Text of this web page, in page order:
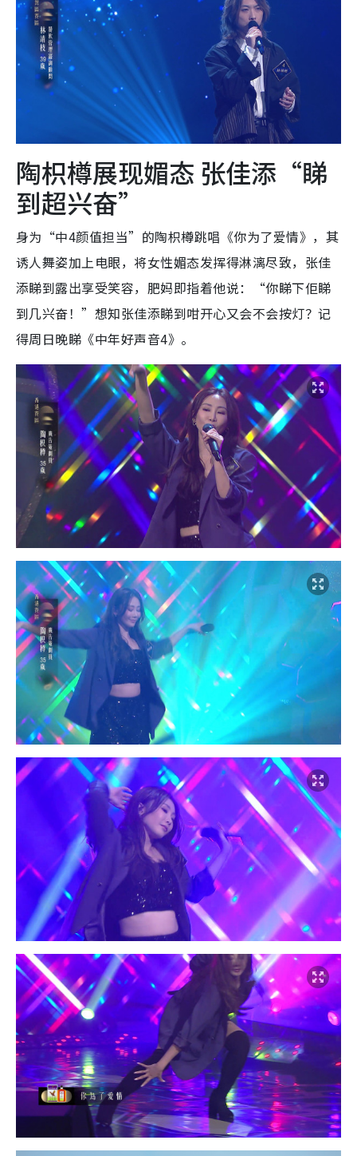
陶枳樽展现媚态 张佳添“睇
到超兴奋”
身为“中4颜值担当”的陶枳樽跳唱《你为了爱情》，其
诱人舞姿加上电眼，将女性媚态发挥得淋漓尽致，张佳
添睇到露出享受笑容，肥妈即指着他说：“你睇下佢睇
到几兴奋！”想知张佳添睇到咁开心又会不会按灯？记
得周日晚睇《中年好声音4》。